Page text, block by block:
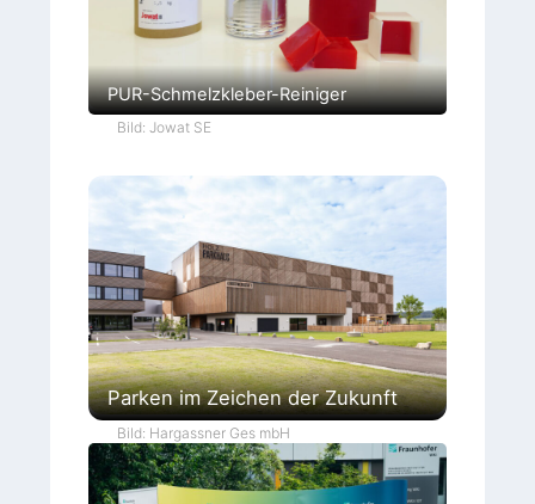
PUR-Schmelzkleber-Reiniger
Bild: Jowat SE
Parken im Zeichen der Zukunft
Bild: Hargassner Ges mbH